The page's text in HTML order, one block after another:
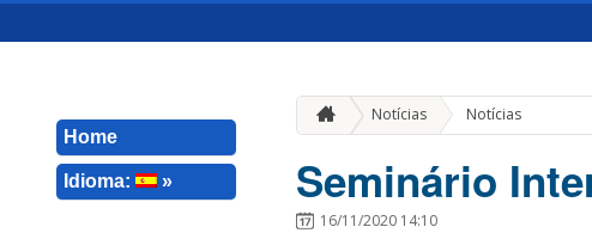
Home
Idioma: »
Notícias Notícias
Seminário
16/11/2020 14:10